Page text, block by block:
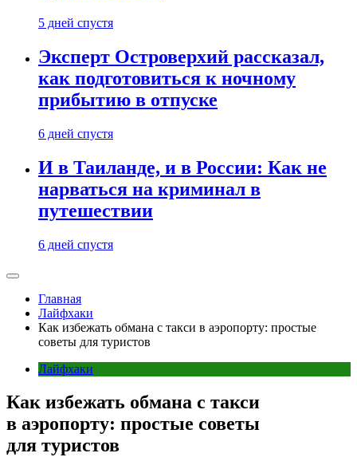
5 дней спустя
Эксперт Островерхий рассказал,
как подготовиться к ночному
прибытию в отпуске
6 дней спустя
И в Таиланде, и в России: Как не
нарваться на криминал в
путешествии
6 дней спустя
Главная
Лайфхаки
Как избежать обмана с такси в аэропорту: простые
советы для туристов
Лайфхаки
Как избежать обмана с такси
в аэропорту: простые советы
для туристов